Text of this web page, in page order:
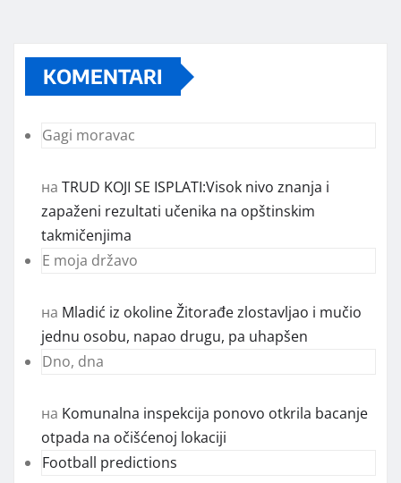
KOMENTARI
Gagi moravac
на TRUD KOJI SE ISPLATI:Visok nivo znanja i
zapaženi rezultati učenika na opštinskim
takmičenjima
E moja državo
на Mladić iz okoline Žitorađe zlostavljao i mučio
jednu osobu, napao drugu, pa uhapšen
Dno, dna
на Komunalna inspekcija ponovo otkrila bacanje
otpada na očišćenoj lokaciji
Football predictions